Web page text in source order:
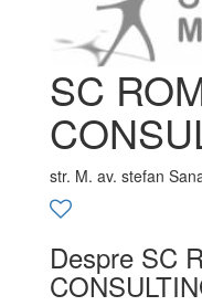
SC
str. M. av. stefan
Despre SC